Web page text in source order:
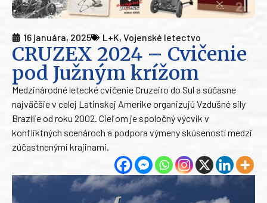
16 januára, 2025 L+K, Vojenské letectvo
CRUZEX 2024 – Cvičenie
pod Južným krížom
Medzinárodné letecké cvičenie Cruzeiro do Sul a súčasne
najväčšie v celej Latinskej Amerike organizujú Vzdušné sily
Brazílie od roku 2002. Cieľom je spoločný výcvik v
konfliktných scenároch a podpora výmeny skúseností medzi
zúčastnenými krajinami.